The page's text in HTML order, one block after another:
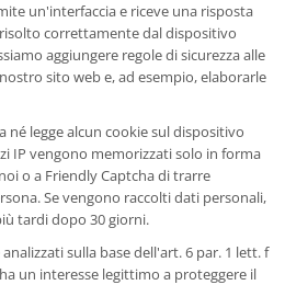
un'interfaccia e riceve una risposta
correttamente dal dispositivo
aggiungere regole di sicurezza alle
sito web e, ad esempio, elaborarle
né legge alcun cookie sul dispositivo
IP vengono memorizzati solo in forma
o a Friendly Captcha di trarre
Se vengono raccolti dati personali,
tardi dopo 30 giorni.
sulla base dell'art. 6 par. 1 lett. f
un interesse legittimo a proteggere il